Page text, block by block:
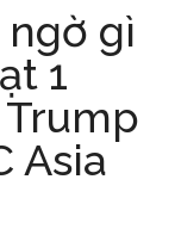
ngờ gì
1
Trump
Asia